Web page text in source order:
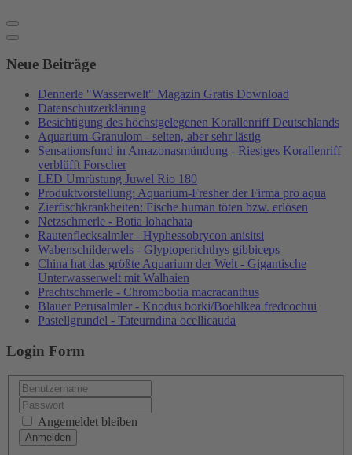
Neue Beiträge
Dennerle "Wasserwelt" Magazin Gratis Download
Datenschutzerklärung
Besichtigung des höchstgelegenen Korallenriff Deutschlands
Aquarium-Granulom - selten, aber sehr lästig
Sensationsfund in Amazonasmündung - Riesiges Korallenriff
verblüfft Forscher
LED Umrüstung Juwel Rio 180
Produktvorstellung: Aquarium-Fresher der Firma pro aqua
Zierfischkrankheiten: Fische human töten bzw. erlösen
Netzschmerle - Botia lohachata
Rautenflecksalmler - Hyphessobrycon anisitsi
Wabenschilderwels - Glyptoperichthys gibbiceps
China hat das größte Aquarium der Welt - Gigantische
Unterwasserwelt mit Walhaien
Prachtschmerle - Chromobotia macracanthus
Blauer Perusalmler - Knodus borki/Boehlkea fredcochui
Pastellgrundel - Tateurndina ocellicauda
Login Form
Angemeldet bleiben